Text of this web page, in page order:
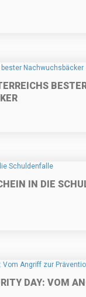
IN DIE
DAY: VOM